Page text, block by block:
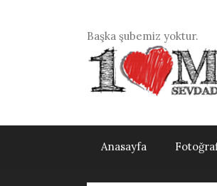
Başka şubemiz yoktur.
Anasayfa